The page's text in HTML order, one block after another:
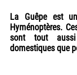
La Guêpe est
Hyménoptères.
sont tout
domestiques que